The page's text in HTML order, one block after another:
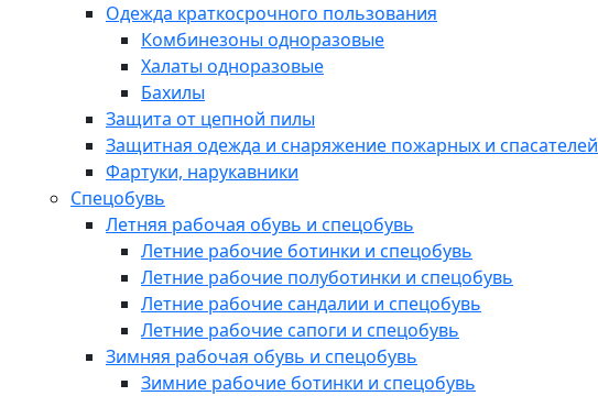
Одежда краткосрочного пользования
Комбинезоны одноразовые
Халаты одноразовые
Бахилы
Защита от цепной пилы
Защитная одежда и снаряжение пожарных и спасателей
Фартуки, нарукавники
Спецобувь
Летняя рабочая обувь и спецобувь
Летние рабочие ботинки и спецобувь
Летние рабочие полуботинки и спецобувь
Летние рабочие сандалии и спецобувь
Летние рабочие сапоги и спецобувь
Зимняя рабочая обувь и спецобувь
Зимние рабочие ботинки и спецобувь